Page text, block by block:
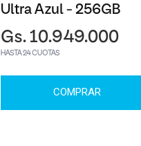
Ultra Azul - 256GB
Gs. 10.949.000
HASTA 24 CUOTAS
COMPRAR